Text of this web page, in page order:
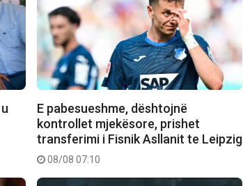
E pabesueshme, dështojnë
kontrollet mjekësore, prishet
transferimi i Fisnik Asllanit te Leipzig
08/08 07:10